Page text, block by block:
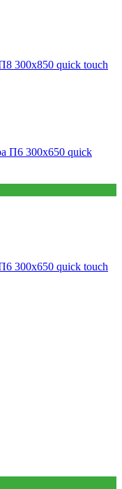
300x850 quick touch
300x650 quick touch